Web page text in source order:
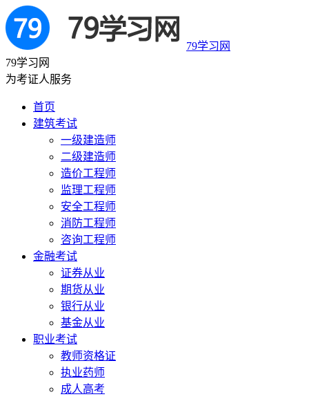
79学习网
79学习网
为考证人服务
首页
建筑考试
一级建造师
二级建造师
造价工程师
监理工程师
安全工程师
消防工程师
咨询工程师
金融考试
证券从业
期货从业
银行从业
基金从业
职业考试
教师资格证
执业药师
成人高考